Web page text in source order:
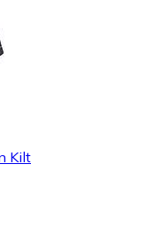
Kilt